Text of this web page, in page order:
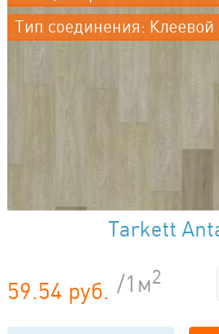
Тип соединения: Клеевой
Tarkett
59.54 руб. /1м2